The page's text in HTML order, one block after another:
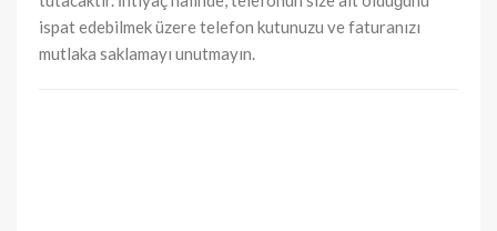
ispat edebilmek üzere telefon kutunuzu ve faturanızı
mutlaka saklamayı unutmayın.